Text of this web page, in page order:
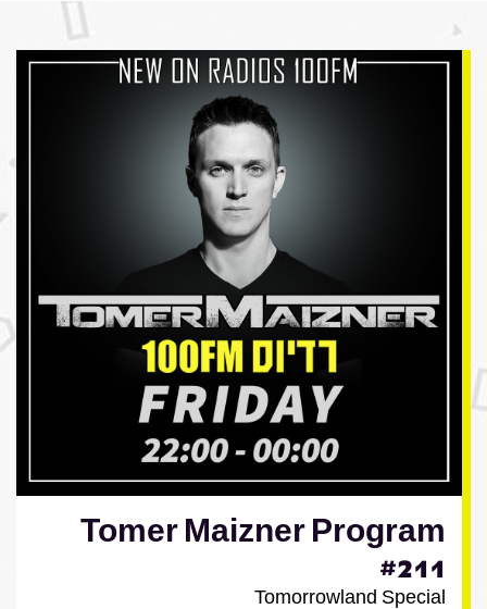
Tomer Maizner Program
#211
Tomorrowland Special